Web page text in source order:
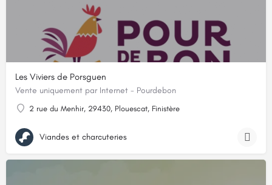
Les Viviers de Porsguen
Vente uniquement par Internet - Pourdebon
2 rue du Menhir, 29430, Plouescat, Finistère
Viandes et charcuteries